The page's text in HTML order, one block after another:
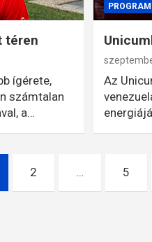
téren
ígérete,
számtalan
a…
Az
2 … 5